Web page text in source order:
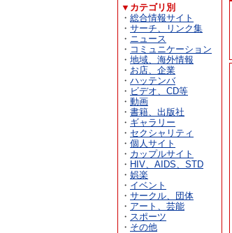
▼カテゴリ別
・ 総合情報サイト
・ サーチ、リンク集
・ ニュース
・ コミュニケーション
・ 地域、海外情報
・ お店、企業
・ ハッテンバ
・ ビデオ、CD等
・ 動画
・ 書籍、出版社
・ ギャラリー
・ セクシャリティ
・ 個人サイト
・ カップルサイト
・ HIV、AIDS、STD
・ 娯楽
・ イベント
・ サークル、団体
・ アート、芸能
・ スポーツ
・ その他